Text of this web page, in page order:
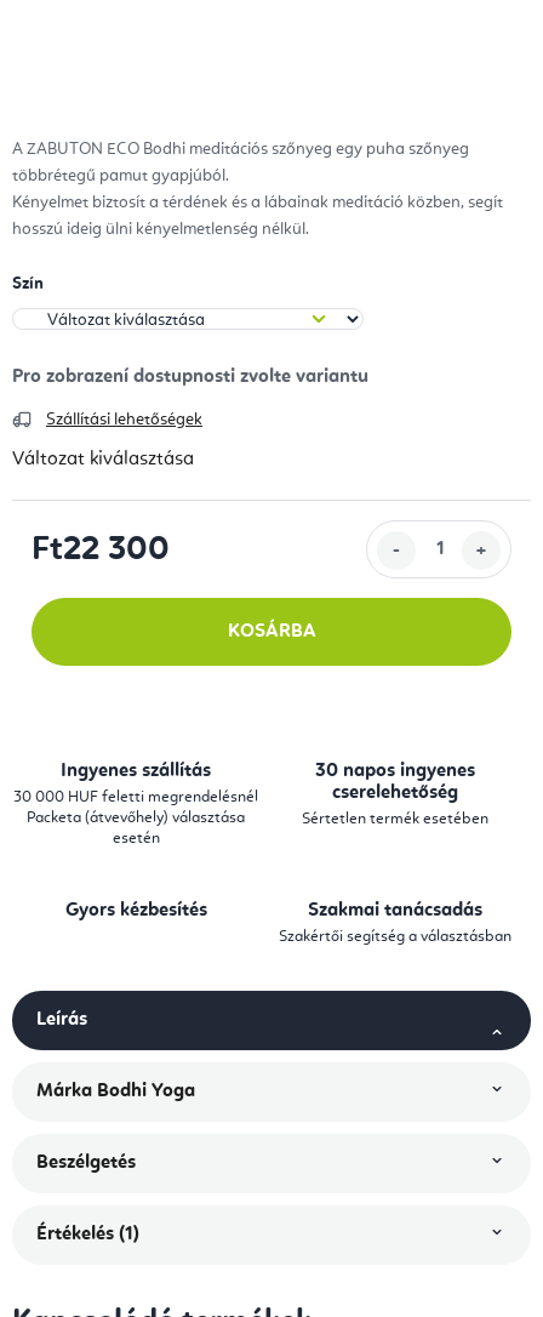
A ZABUTON ECO Bodhi meditációs szőnyeg egy puha szőnyeg
többrétegű pamut gyapjúból.
Kényelmet biztosít a térdének és a lábainak meditáció közben, segít
hosszú ideig ülni kényelmetlenség nélkül.
Szín
Szállítási lehetőségek
Változat kiválasztása
Ft22 300
KOSÁRBA
Ingyenes szállítás
30 000 HUF feletti megrendelésnél
Packeta (átvevőhely) választása
esetén
30 napos ingyenes
cserelehetőség
Sértetlen termék esetében
Gyors kézbesítés Szakmai tanácsadás
Szakértői segítség a választásban
Leírás
Márka Bodhi Yoga
Beszélgetés
Értékelés (1)